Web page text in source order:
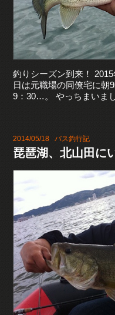
釣りシーズン到来！
日は元職場の同僚宅に朝
9：30…。 やっちまいま
2014/05/18バス釣行記
琵琶湖、北山田に